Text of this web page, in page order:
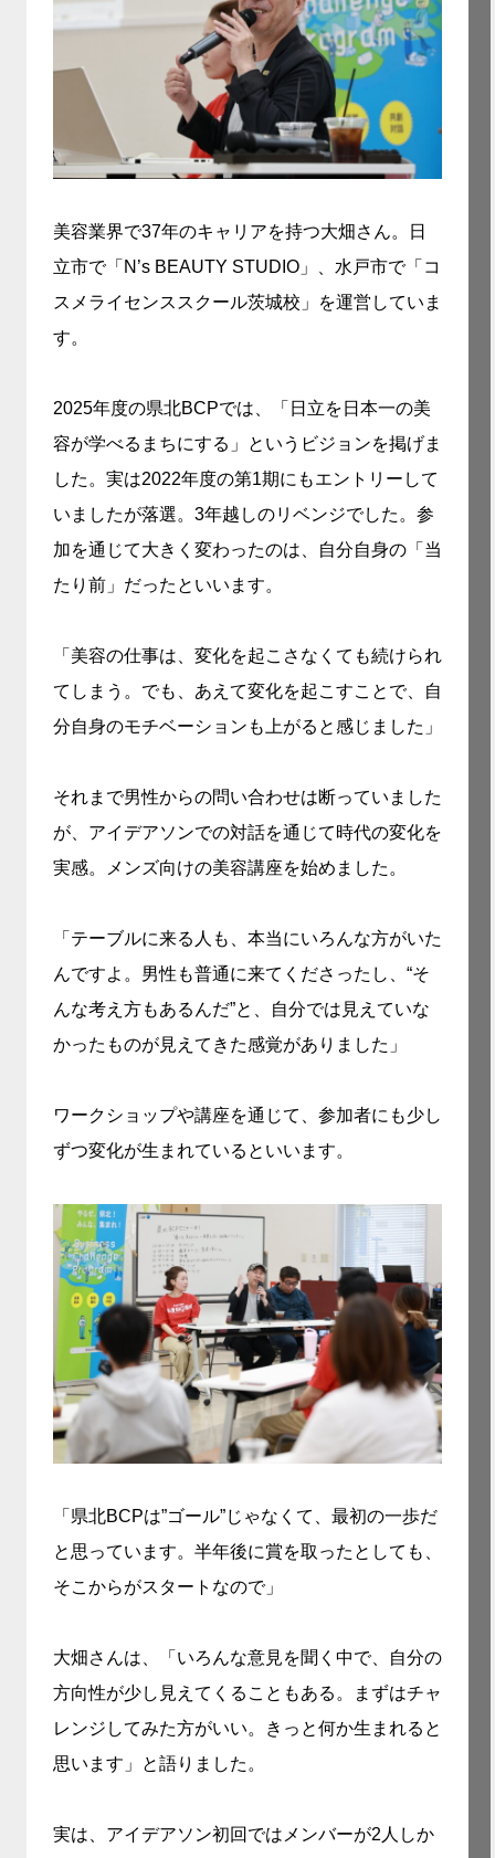
美容業界で37年のキャリアを持つ大畑さん。日
立市で「N’s BEAUTY STUDIO」、水戸市で「コ
スメライセンススクール茨城校」を運営していま
す。
2025年度の県北BCPでは、「日立を日本一の美
容が学べるまちにする」というビジョンを掲げま
した。実は2022年度の第1期にもエントリーして
いましたが落選。3年越しのリベンジでした。参
加を通じて大きく変わったのは、自分自身の「当
たり前」だったといいます。
「美容の仕事は、変化を起こさなくても続けられ
てしまう。でも、あえて変化を起こすことで、自
分自身のモチベーションも上がると感じました」
それまで男性からの問い合わせは断っていました
が、アイデアソンでの対話を通じて時代の変化を
実感。メンズ向けの美容講座を始めました。
「テーブルに来る人も、本当にいろんな方がいた
んですよ。男性も普通に来てくださったし、“そ
んな考え方もあるんだ”と、自分では見えていな
かったものが見えてきた感覚がありました」
ワークショップや講座を通じて、参加者にも少し
ずつ変化が生まれているといいます。
「県北BCPは”ゴール”じゃなくて、最初の一歩だ
と思っています。半年後に賞を取ったとしても、
そこからがスタートなので」
大畑さんは、「いろんな意見を聞く中で、自分の
方向性が少し見えてくることもある。まずはチャ
レンジしてみた方がいい。きっと何か生まれると
思います」と語りました。
実は、アイデアソン初回ではメンバーが2人しか